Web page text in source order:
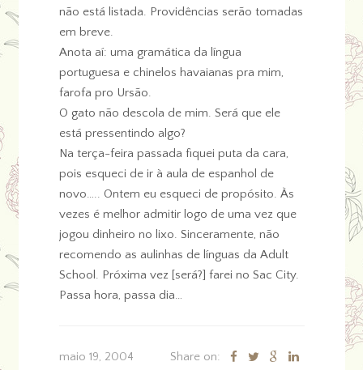
não está listada. Providências serão tomadas
em breve.
Anota aí: uma gramática da língua
portuguesa e chinelos havaianas pra mim,
farofa pro Ursão.
O gato não descola de mim. Será que ele
está pressentindo algo?
Na terça-feira passada fiquei puta da cara,
pois esqueci de ir à aula de espanhol de
novo….. Ontem eu esqueci de propósito. Às
vezes é melhor admitir logo de uma vez que
jogou dinheiro no lixo. Sinceramente, não
recomendo as aulinhas de línguas da Adult
School. Próxima vez [será?] farei no Sac City.
Passa hora, passa dia…
maio 19, 2004 Share on: